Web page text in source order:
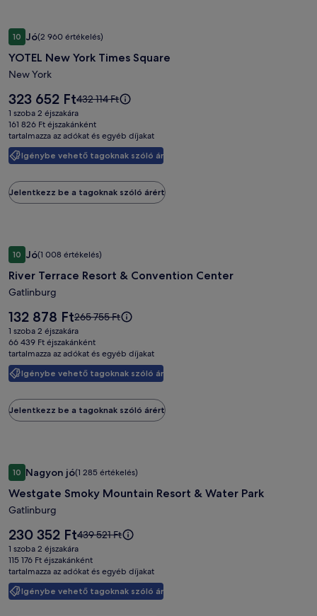
YOTEL
New
York
Times
Square
képgalériája
1010 ennyiből: 7.8, Jó, (2 960 értékelés)
Jó(2 960 értékelés)
YOTEL New York Times Square
New York
Igénybe vehető tagoknak szóló ár
Az
ár
323 652 Ft
323 652 FtAz
ár
432 114 Ft
volt,
lásd
a
információkat
a
432 114 Ft
1 szoba 2 éjszakára
161 826 Ft éjszakánként
tartalmazza az adókat és egyéb díjakat
YOTEL New York Times Square
Jelentkezz be a tagoknak szóló árért
River
Terrace
Resort
&
Convention
Center
képgalériája
1010 ennyiből: 7.6, Jó, (1 008 értékelés)
Jó(1 008 értékelés)
River Terrace Resort & Convention Center
Gatlinburg
Igénybe vehető tagoknak szóló ár
Az
ár
132 878 Ft
132 878 FtAz
ár
265 755 Ft
volt,
lásd
a
információkat
a
265 755 Ft
1 szoba 2 éjszakára
66 439 Ft éjszakánként
tartalmazza az adókat és egyéb díjakat
River Terrace Resort & Convention Center
Jelentkezz be a tagoknak szóló árért
Westgate
Smoky
Mountain
Resort
&
Water
Park
képgalériája
1010 ennyiből: 8.4, Nagyon jó, (1 285 értékelés)
Nagyon jó(1 285 értékelés)
Westgate Smoky Mountain Resort & Water Park
Gatlinburg
Igénybe vehető tagoknak szóló ár
Az
ár
230 352 Ft
230 352 FtAz
ár
439 521 Ft
volt,
lásd
a
439 521 Ft
1 szoba 2 éjszakára
115 176 Ft éjszakánként
tartalmazza az adókat és egyéb díjakat
Westgate Smoky Mountain Resort & Water Park